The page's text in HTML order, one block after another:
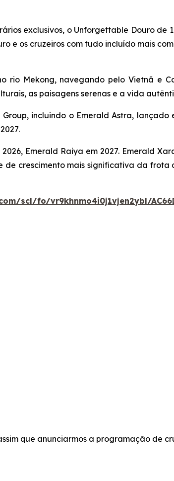
exclusivos, o Unforgettable Dourode
e os cruzeiros com tudo incluído mais
rio Mekong, navegando pelo Vietnã e
as paisagens serenas e a vida
incluindo o Emerald Astra, lançado
Emerald Raiya em 2027. Emerald
de crescimento mais significativa da frota
scl/fo/vr9khnmo4i0j1vjen2ybl/
que anunciarmos a programação de